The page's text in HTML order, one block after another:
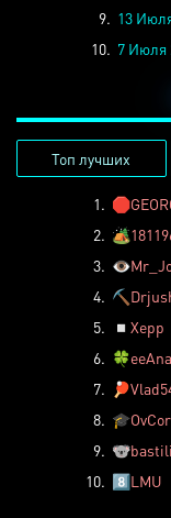
9. 13
10. 7 Июля
Топ лучших
1. 🛑
2. 🏕️
3. 👁️
4. ⛏️
5.
◽ Xepp
6. 🍀
7.
🏓
8. 🎓
9. 🐨
10. 8️⃣LMU